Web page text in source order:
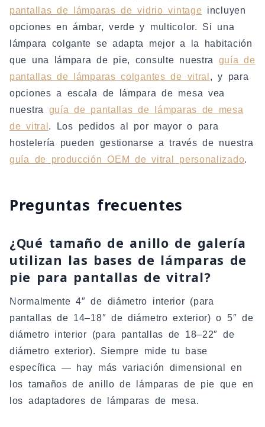
pantallas de lámparas de vidrio vintage incluyen
opciones en ámbar, verde y multicolor. Si una
lámpara colgante se adapta mejor a la habitación
que una lámpara de pie, consulte nuestra guía de
pantallas de lámparas colgantes de vitral , y para
opciones a escala de lámpara de mesa vea
nuestra guía de pantallas de lámparas de mesa
de vitral . Los pedidos al por mayor o para
hostelería pueden gestionarse a través de nuestra
guía de producción OEM de vitral personalizado.
Preguntas frecuentes
¿Qué tamaño de anillo de galería
utilizan las bases de lámparas de
pie para pantallas de vitral?
Normalmente 4″ de diámetro interior (para
pantallas de 14–18″ de diámetro exterior) o 5″ de
diámetro interior (para pantallas de 18–22″ de
diámetro exterior). Siempre mide tu base
específica — hay más variación dimensional en
los tamaños de anillo de lámparas de pie que en
los adaptadores de lámparas de mesa.